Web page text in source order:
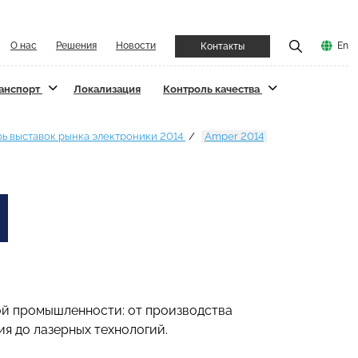
О нас Решения Новости Контакты En
Локализация
Контроль качества
выставок рынка электроники 2014 Amper 2014
промышленности: от производства
до лазерных технологий.